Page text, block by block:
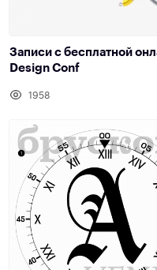
Записи с бесплатной
Design Conf
1958